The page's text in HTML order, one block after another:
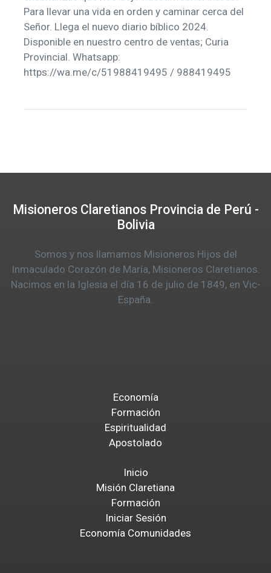
Para llevar una vida en orden y caminar cerca del
Señor. Llega el nuevo diario bíblico 2024.
Disponible en nuestro centro de ventas; Curia
Provincial. Whatsapp:
https://wa.me/c/51988419495 / 988419495
Misioneros Claretianos Provincia de Perú -
Bolivia
Somos y nos llamamos Misioneros Hijos del
Inmaculado Corazón de María, Misioneros Claretianos.
Nacimos en la Iglesia el día 16 de julio de 1849, en Vic-
España.
Economía
Formación
Espiritualidad
Apostolado
Inicio
Misión Claretiana
Formación
Iniciar Sesión
Economía Comunidades